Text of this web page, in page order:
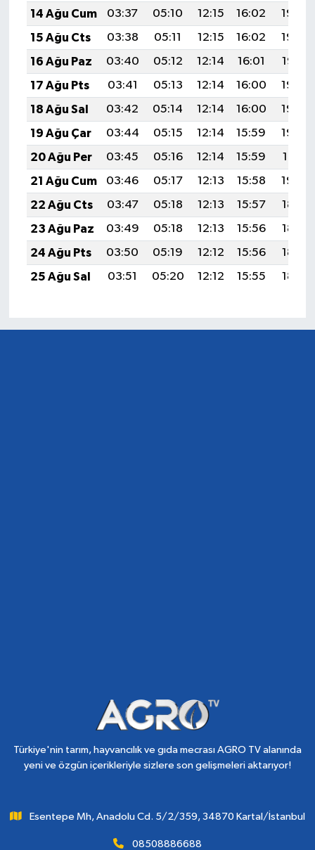
14 Ağu Cum
03:37 05:10 12:15 16:02
19:09
15 Ağu Cts
03:38 05:11 12:15 16:02
19:08
16 Ağu Paz
03:40 05:12 12:14 16:01
19:07
17 Ağu Pts
03:41 05:13 12:14 16:00
19:05
18 Ağu Sal
03:42 05:14 12:14 16:00
19:04
19 Ağu Çar
03:44 05:15 12:14 15:59
19:03
20 Ağu Per
03:45 05:16 12:14 15:59
19:01
21 Ağu Cum
03:46 05:17 12:13 15:58
19:00
22 Ağu Cts
03:47 05:18 12:13 15:57
18:59
23 Ağu Paz
03:49 05:18 12:13 15:56
18:57
24 Ağu Pts
03:50 05:19 12:12 15:56
18:56
25 Ağu Sal
03:51 05:20 12:12 15:55 18:54
Türkiye'nin tarım, hayvancılık ve gıda mecrası AGRO TV alanında
yeni ve özgün içerikleriyle sizlere son gelişmeleri aktarıyor!
Esentepe Mh, Anadolu Cd. 5/2/359, 34870 Kartal/İstanbul
08508886688